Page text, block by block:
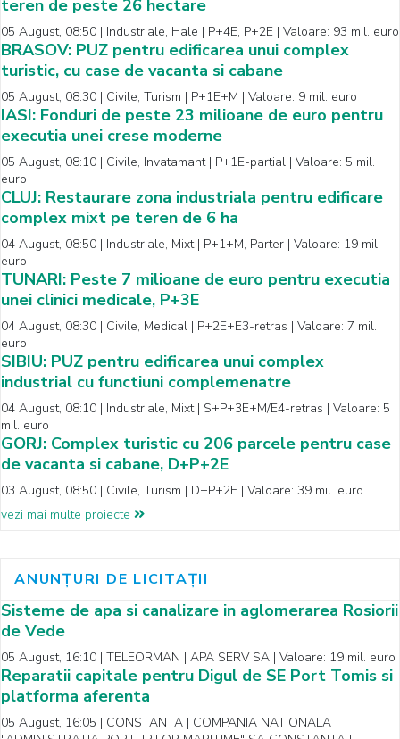
teren de peste 26 hectare
05 August, 08:50 | Industriale, Hale | P+4E, P+2E | Valoare: 93 mil. euro
BRASOV: PUZ pentru edificarea unui complex
turistic, cu case de vacanta si cabane
05 August, 08:30 | Civile, Turism | P+1E+M | Valoare: 9 mil. euro
IASI: Fonduri de peste 23 milioane de euro pentru
executia unei crese moderne
05 August, 08:10 | Civile, Invatamant | P+1E-partial | Valoare: 5 mil.
euro
CLUJ: Restaurare zona industriala pentru edificare
complex mixt pe teren de 6 ha
04 August, 08:50 | Industriale, Mixt | P+1+M, Parter | Valoare: 19 mil.
euro
TUNARI: Peste 7 milioane de euro pentru executia
unei clinici medicale, P+3E
04 August, 08:30 | Civile, Medical | P+2E+E3-retras | Valoare: 7 mil.
euro
SIBIU: PUZ pentru edificarea unui complex
industrial cu functiuni complemenatre
04 August, 08:10 | Industriale, Mixt | S+P+3E+M/E4-retras | Valoare: 5
mil. euro
GORJ: Complex turistic cu 206 parcele pentru case
de vacanta si cabane, D+P+2E
03 August, 08:50 | Civile, Turism | D+P+2E | Valoare: 39 mil. euro
vezi mai multe proiecte
ANUNȚURI DE LICITAȚII
Sisteme de apa si canalizare in aglomerarea Rosiorii
de Vede
05 August, 16:10 | TELEORMAN | APA SERV SA | Valoare: 19 mil. euro
Reparatii capitale pentru Digul de SE Port Tomis si
platforma aferenta
05 August, 16:05 | CONSTANTA | COMPANIA NATIONALA